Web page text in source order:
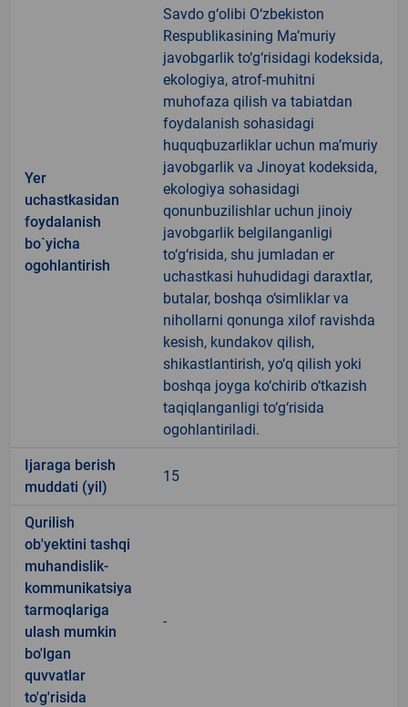
Yer
uchastkasidan
foydalanish
bo`yicha
ogohlantirish
Savdo g‘olibi O‘zbekiston
Respublikasining Ma’muriy
javobgarlik to‘g‘risidagi kodeksida,
ekologiya, atrof-muhitni
muhofaza qilish va tabiatdan
foydalanish sohasidagi
huquqbuzarliklar uchun ma’muriy
javobgarlik va Jinoyat kodeksida,
ekologiya sohasidagi
qonunbuzilishlar uchun jinoiy
javobgarlik belgilanganligi
to‘g‘risida, shu jumladan er
uchastkasi huhudidagi daraxtlar,
butalar, boshqa o‘simliklar va
nihollarni qonunga xilof ravishda
kesish, kundakov qilish,
shikastlantirish, yo‘q qilish yoki
boshqa joyga ko‘chirib o‘tkazish
taqiqlanganligi to‘g‘risida
ogohlantiriladi.
Ijaraga berish
muddati (yil)
15
Qurilish
ob'yektini tashqi
muhandislik-
kommunikatsiya
tarmoqlariga
ulash mumkin
bo'lgan
quvvatlar
to'g'risida
-